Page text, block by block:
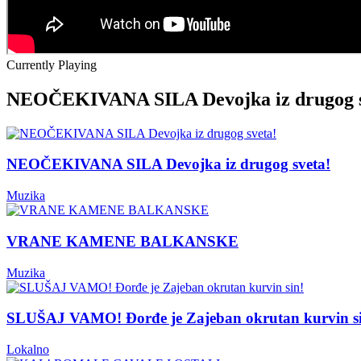
Currently Playing
NEOČEKIVANA SILA Devojka iz drugog
NEOČEKIVANA SILA Devojka iz drugog sveta!
Muzika
VRANE KAMENE BALKANSKE
Muzika
SLUŠAJ VAMO! Đorđe je Zajeban okrutan kurvin
Lokalno